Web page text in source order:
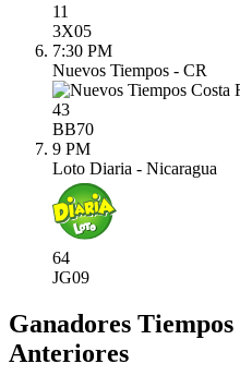
11
3X05
7:30 PM
Nuevos Tiempos - CR
43
BB70
9 PM
Loto Diaria - Nicaragua
64
JG09
Ganadores
Anteriores